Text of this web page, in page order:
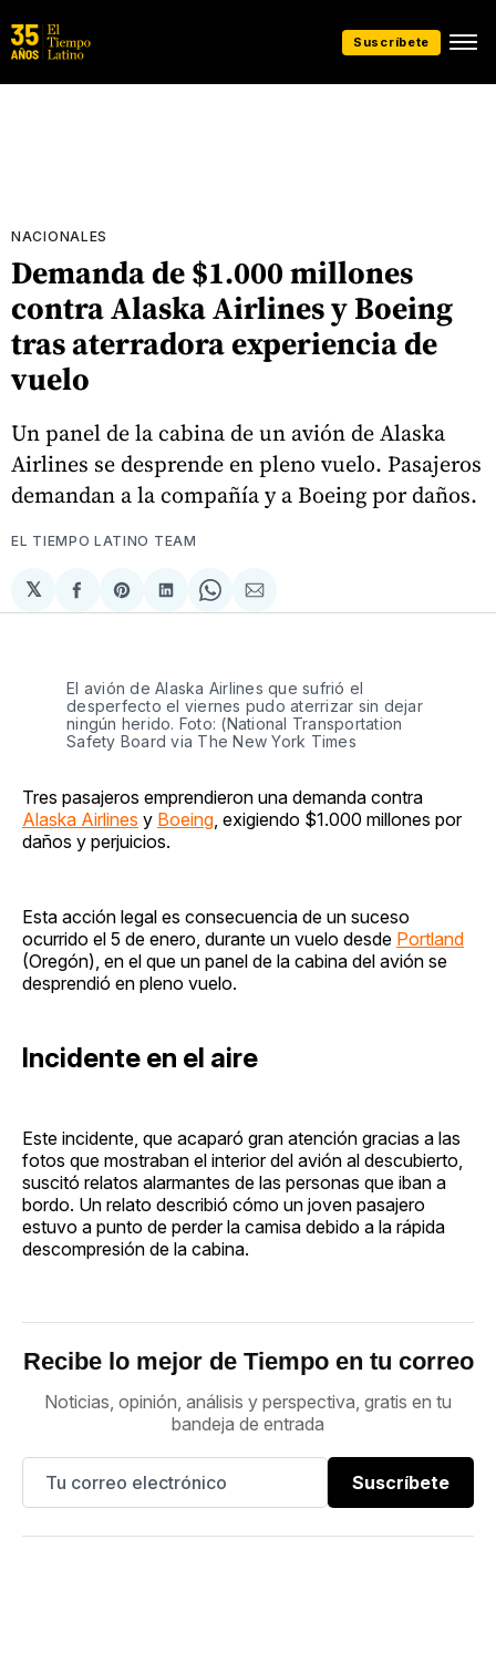
Suscríbete
NACIONALES
Demanda de $1.000 millones
contra Alaska Airlines y Boeing
tras aterradora experiencia de
vuelo
Un panel de la cabina de un avión de Alaska
Airlines se desprende en pleno vuelo. Pasajeros
demandan a la compañía y a Boeing por daños.
EL TIEMPO LATINO TEAM
𝕏
Compartir
en
Share
on
Compartir
en
Share
on
Compartir
via
El avión de Alaska Airlines que sufrió el
desperfecto el viernes pudo aterrizar sin dejar
ningún herido. Foto: (National Transportation
Safety Board via The New York Times
Tres pasajeros emprendieron una demanda contra
Alaska Airlines y Boeing , exigiendo $1.000 millones por
daños y perjuicios.
Esta acción legal es consecuencia de un suceso
ocurrido el 5 de enero, durante un vuelo desde Portland
(Oregón), en el que un panel de la cabina del avión se
desprendió en pleno vuelo.
Incidente en el aire
Este incidente, que acaparó gran atención gracias a las
fotos que mostraban el interior del avión al descubierto,
suscitó relatos alarmantes de las personas que iban a
bordo. Un relato describió cómo un joven pasajero
estuvo a punto de perder la camisa debido a la rápida
descompresión de la cabina.
Recibe lo mejor de Tiempo en tu correo
Noticias, opinión, análisis y perspectiva, gratis en tu
bandeja de entrada
Suscríbete